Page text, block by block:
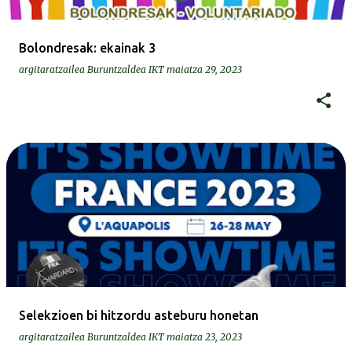
Bolondresak: ekainak 3
argitaratzailea Buruntzaldea IKT maiatza 29, 2023
Selekzioen bi hitzordu asteburu honetan
argitaratzailea Buruntzaldea IKT maiatza 23, 2023